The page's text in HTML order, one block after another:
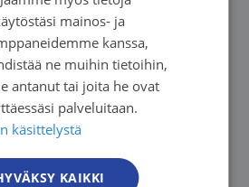
13.08.2026
mainos- ja
kanssa,
ne muihin tietoihin,
antanut tai joita he ovat
palveluitaan.
käsittelystä
KAIKKI